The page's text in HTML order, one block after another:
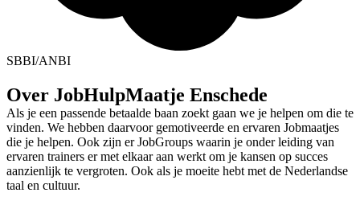
SBBI/ANBI
Over JobHulpMaatje Enschede
Als je een passende betaalde baan zoekt gaan we je helpen om die te
vinden. We hebben daarvoor gemotiveerde en ervaren Jobmaatjes
die je helpen. Ook zijn er JobGroups waarin je onder leiding van
ervaren trainers er met elkaar aan werkt om je kansen op succes
aanzienlijk te vergroten. Ook als je moeite hebt met de Nederlandse
taal en cultuur.